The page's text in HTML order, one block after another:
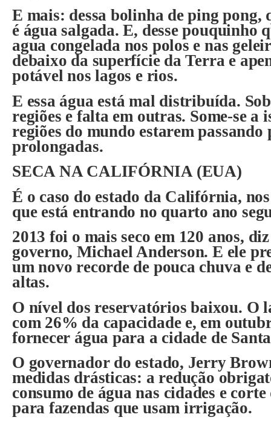
E mais: dessa bolinha de ping pong,
é água salgada. E, desse pouquinho
agua congelada nos polos e nas
debaixo da superfície da Terra e
potável nos lagos e rios.
E essa água está mal distribuída.
regiões e falta em outras. Some-se a
regiões do mundo estarem passando
prolongadas.
SECA NA CALIFÓRNIA (EUA)
É o caso do estado da Califórnia,
que está entrando no quarto ano
2013 foi o mais seco em 120 anos,
governo, Michael Anderson. E ele
um novo recorde de pouca chuva e
altas.
O nível dos reservatórios baixou. O
com 26% da capacidade e, em
fornecer água para a cidade de
O governador do estado, Jerry
medidas drásticas: a redução
consumo de água nas cidades e
para fazendas que usam irrigação.